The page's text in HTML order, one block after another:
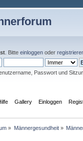
. Bitte einloggen oder
Passwort und
Gallery Einloggen
» Männergesundheit»